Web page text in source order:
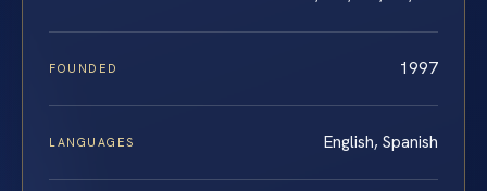
FOUNDED 1997
LANGUAGES English, Spanish